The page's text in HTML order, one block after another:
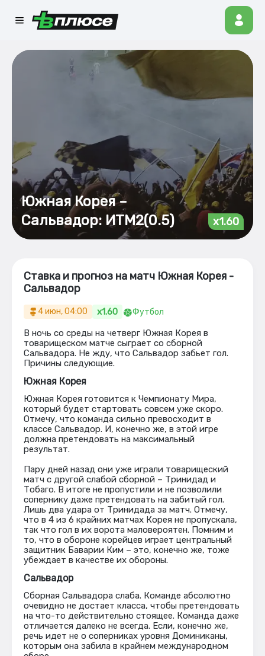
Южная Корея –
Сальвадор: ИТМ2(0.5)
x1.60
Ставка и прогноз на матч Южная Корея -
Сальвадор
4 июн, 04:00 x1.60 Футбол
В ночь со среды на четверг Южная Корея в
товарищеском матче сыграет со сборной
Сальвадора. Не жду, что Сальвадор забьет гол.
Причины следующие.
Южная Корея
Южная Корея готовится к Чемпионату Мира,
который будет стартовать совсем уже скоро.
Отмечу, что команда сильно превосходит в
классе Сальвадор. И, конечно же, в этой игре
должна претендовать на максимальный
результат.
Пару дней назад они уже играли товарищеский
матч с другой слабой сборной – Тринидад и
Тобаго. В итоге не пропустили и не позволили
сопернику даже претендовать на забитый гол.
Лишь два удара от Тринидада за матч. Отмечу,
что в 4 из 6 крайних матчах Корея не пропускала,
так что гол в их ворота маловероятен. Помним и
то, что в обороне корейцев играет центральный
защитник Баварии Ким – это, конечно же, тоже
убеждает в качестве их обороны.
Сальвадор
Сборная Сальвадора слаба. Команде абсолютно
очевидно не достает класса, чтобы претендовать
на что-то действительно стоящее. Команда даже
отличается далеко не всегда. Если, конечно же,
речь идет не о соперниках уровня Доминиканы,
которым она забила в крайнем международном